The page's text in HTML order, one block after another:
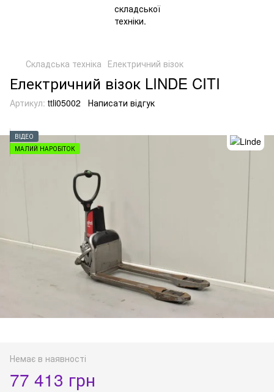
Складська техніка Електричний візок
Електричний візок LINDE CITI
Артикул: ttli05002 Написати відгук
ВІДЕО
МАЛИЙ НАРОБІТОК
Немає в наявності
77 413 грн